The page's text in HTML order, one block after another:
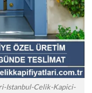
Istanbul-Celik-Kapici-